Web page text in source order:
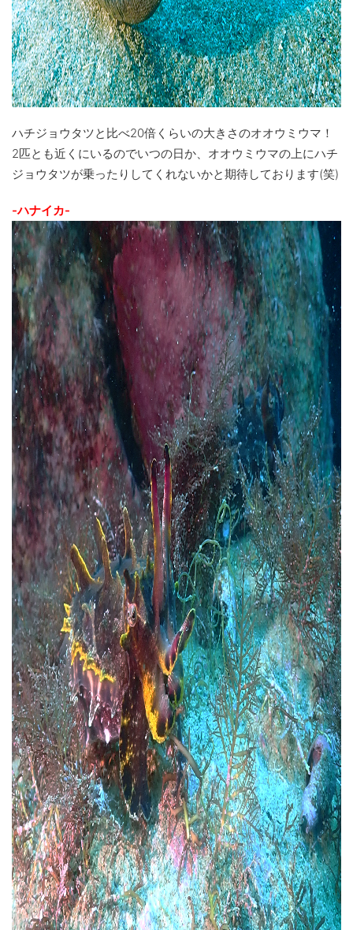
ハチジョウタツと比べ20倍くらいの大きさのオオウミウマ！
2匹とも近くにいるのでいつの日か、オオウミウマの上にハチ
ジョウタツが乗ったりしてくれないかと期待しております(笑)
-ハナイカ-